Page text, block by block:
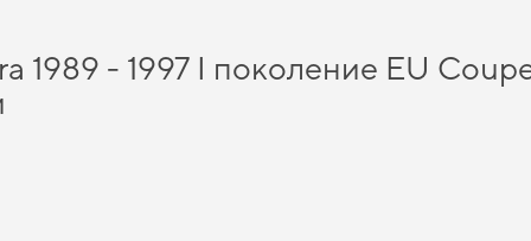
1989 - 1997 I поколение EU
авто помогают улучшать